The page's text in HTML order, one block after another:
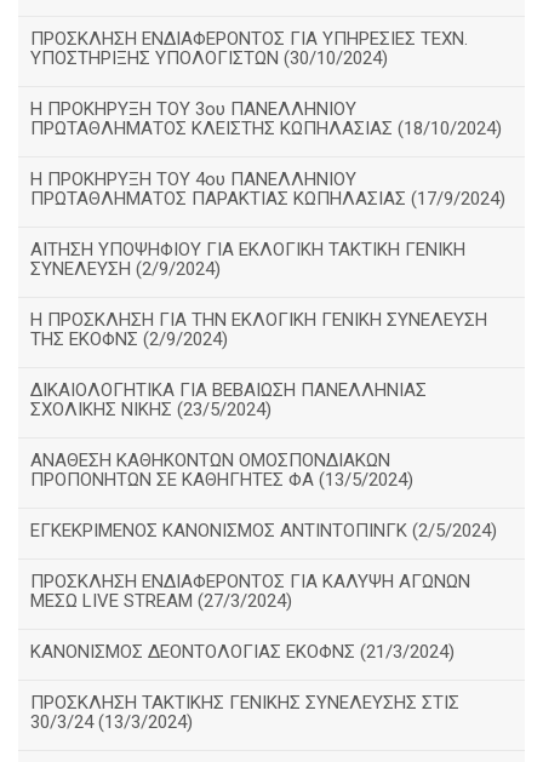
ΠΡΟΣΚΛΗΣΗ ΕΝΔΙΑΦΕΡΟΝΤΟΣ ΓΙΑ ΥΠΗΡΕΣΙΕΣ ΤΕΧΝ.
ΥΠΟΣΤΗΡΙΞΗΣ ΥΠΟΛΟΓΙΣΤΩΝ (30/10/2024)
Η ΠΡΟΚΗΡΥΞΗ ΤΟΥ 3ου ΠΑΝΕΛΛΗΝΙΟΥ
ΠΡΩΤΑΘΛΗΜΑΤΟΣ ΚΛΕΙΣΤΗΣ ΚΩΠΗΛΑΣΙΑΣ (18/10/2024)
Η ΠΡΟΚΗΡΥΞΗ ΤΟΥ 4ου ΠΑΝΕΛΛΗΝΙΟΥ
ΠΡΩΤΑΘΛΗΜΑΤΟΣ ΠΑΡΑΚΤΙΑΣ ΚΩΠΗΛΑΣΙΑΣ (17/9/2024)
ΑΙΤΗΣΗ ΥΠΟΨΗΦΙΟΥ ΓΙΑ ΕΚΛΟΓΙΚΗ ΤΑΚΤΙΚΗ ΓΕΝΙΚΗ
ΣΥΝΕΛΕΥΣΗ (2/9/2024)
Η ΠΡΟΣΚΛΗΣΗ ΓΙΑ ΤΗΝ ΕΚΛΟΓΙΚΗ ΓΕΝΙΚΗ ΣΥΝΕΛΕΥΣΗ
ΤΗΣ ΕΚΟΦΝΣ (2/9/2024)
ΔΙΚΑΙΟΛΟΓΗΤΙΚΑ ΓΙΑ ΒΕΒΑΙΩΣΗ ΠΑΝΕΛΛΗΝΙΑΣ
ΣΧΟΛΙΚΗΣ ΝΙΚΗΣ (23/5/2024)
ΑΝΑΘΕΣΗ ΚΑΘΗΚΟΝΤΩΝ ΟΜΟΣΠΟΝΔΙΑΚΩΝ
ΠΡΟΠΟΝΗΤΩΝ ΣΕ ΚΑΘΗΓΗΤΕΣ ΦΑ (13/5/2024)
ΕΓΚΕΚΡΙΜΕΝΟΣ ΚΑΝΟΝΙΣΜΟΣ ΑΝΤΙΝΤΟΠΙΝΓΚ (2/5/2024)
ΠΡΟΣΚΛΗΣΗ ΕΝΔΙΑΦΕΡΟΝΤΟΣ ΓΙΑ ΚΑΛΥΨΗ ΑΓΩΝΩΝ
ΜΕΣΩ LIVE STREAM (27/3/2024)
ΚΑΝΟΝΙΣΜΟΣ ΔΕΟΝΤΟΛΟΓΙΑΣ ΕΚΟΦΝΣ (21/3/2024)
ΠΡΟΣΚΛΗΣΗ ΤΑΚΤΙΚΗΣ ΓΕΝΙΚΗΣ ΣΥΝΕΛΕΥΣΗΣ ΣΤΙΣ
30/3/24 (13/3/2024)